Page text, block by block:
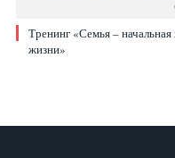
Тренинг «Семья –
жизни»